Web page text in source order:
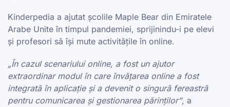
Kinderpedia a ajutat școlile Maple Bear din Emiratele
Arabe Unite în timpul pandemiei, sprijinindu-i pe elevi
și profesori să își mute activitățile în online.
„În cazul scenariului online, a fost un ajutor
extraordinar modul în care învățarea online a fost
integrată în aplicație și a devenit o singură fereastră
pentru comunicarea și gestionarea părinților”, a